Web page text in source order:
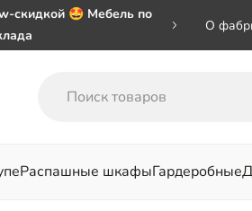
скидкой 🤩 Мебель по
переехал на номер
О
Распашные шкафыГардеробные